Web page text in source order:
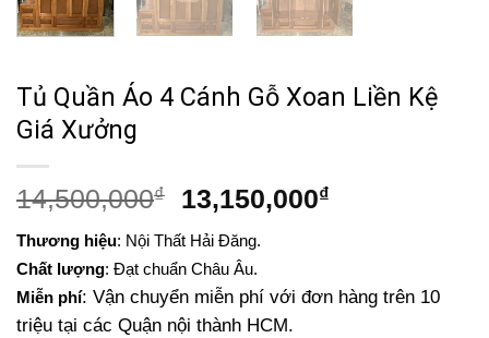
Tủ Quần Áo 4 Cánh Gỗ Xoan Liền Kệ
Giá Xưởng
14,500,000₫
Giá
là:
14,500,000₫.
13,150,000₫Giá
13,150,000₫.
Thương hiệu: Nội Thất Hải Đăng.
Chất lượng: Đạt chuẩn Châu Âu.
Miễn phí: Vận chuyển miễn phí với đơn hàng trên 10
triệu tại các Quận nội thành HCM.